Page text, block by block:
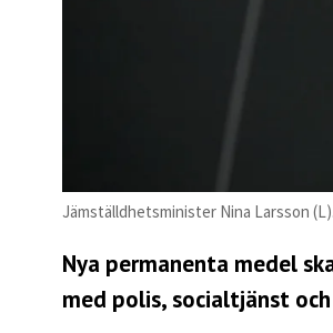
Jämställdhetsminister Nina Larsson
Nya permanenta medel
med polis, socialtjänst